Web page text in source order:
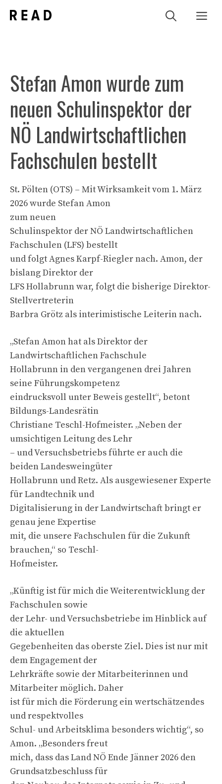
Inhalt
Stefan Amon wurde zum
neuen Schulinspektor der
NÖ Landwirtschaftlichen
Fachschulen bestellt
St. Pölten (OTS) – Mit Wirksamkeit vom 1. März
2026 wurde Stefan Amon
zum neuen
Schulinspektor der NÖ Landwirtschaftlichen
Fachschulen (LFS) bestellt
und folgt Agnes Karpf-Riegler nach. Amon, der
bislang Direktor der
LFS Hollabrunn war, folgt die bisherige Direktor-
Stellvertreterin
Barbra Grötz als interimistische Leiterin nach.
„Stefan Amon hat als Direktor der
Landwirtschaftlichen Fachschule
Hollabrunn in den vergangenen drei Jahren
seine Führungskompetenz
eindrucksvoll unter Beweis gestellt“, betont
Bildungs-Landesrätin
Christiane Teschl-Hofmeister. „Neben der
umsichtigen Leitung des Lehr
– und Versuchsbetriebs führte er auch die
beiden Landesweingüter
Hollabrunn und Retz. Als ausgewiesener Experte
für Landtechnik und
Digitalisierung in der Landwirtschaft bringt er
genau jene Expertise
mit, die unsere Fachschulen für die Zukunft
brauchen,“ so Teschl-
Hofmeister.
„Künftig ist für mich die Weiterentwicklung der
Fachschulen sowie
der Lehr- und Versuchsbetriebe im Hinblick auf
die aktuellen
Gegebenheiten das oberste Ziel. Dies ist nur mit
dem Engagement der
Lehrkräfte sowie der Mitarbeiterinnen und
Mitarbeiter möglich. Daher
ist für mich die Förderung ein wertschätzendes
und respektvolles
Schul- und Arbeitsklima besonders wichtig“, so
Amon. „Besonders freut
mich, dass das Land NÖ Ende Jänner 2026 den
Grundsatzbeschluss für